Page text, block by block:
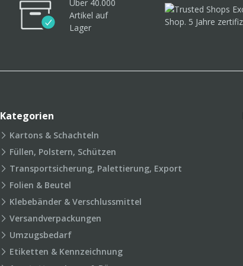
Über 40.000
Artikel auf
Lager
Kategorien
Kartons & Schachteln
Füllen, Polstern, Schützen
Transportsicherung, Palettierung, Export
Folien & Beutel
Klebebänder & Verschlussmittel
Versandverpackungen
Umzugsbedarf
Etiketten & Kennzeichnung